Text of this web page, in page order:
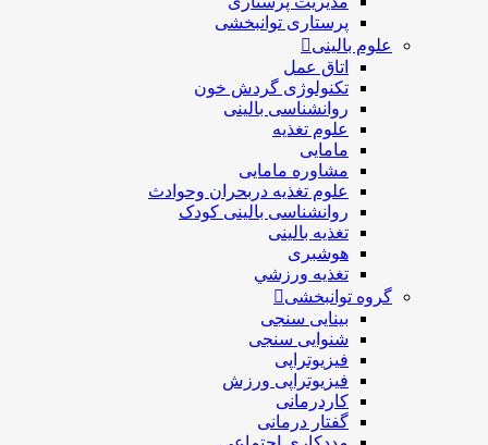
پرستاری توانبخشی
علوم بالینی
اتاق عمل
تکنولوژی گردش خون
روانشناسی بالینی
علوم تغذیه
مامایی
مشاوره مامایی
علوم تغذیه دربحران وحوادث
روانشناسی بالینی کودک
تغذیه بالینی
هوشبری
تغذيه ورزشي
گروه توانبخشی
بینایی سنجی
شنوایی سنجی
فیزیوتراپی
فیزیوتراپی ورزش
کاردرمانی
گفتار درمانی